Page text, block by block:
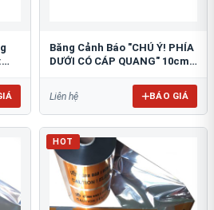
Băng Cảnh Báo "CHÚ Ý! PHÍA
DƯỚI CÓ CÁP QUANG" 10cm:
Liên hệ BÁO GIÁ
HOT